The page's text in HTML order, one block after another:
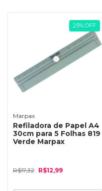
25% OFF
Marpax
Refiladora de Papel A4
30cm para 5 Folhas 819
Verde Marpax
R$17,32 R$12,99